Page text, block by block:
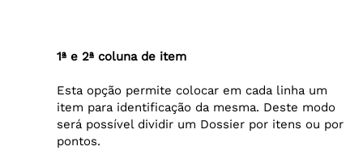
1ª e 2ª coluna de item
Esta opção permite colocar em cada linha um
item para identificação da mesma. Deste modo
será possível dividir um Dossier por itens ou por
pontos.